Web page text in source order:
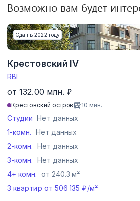
Возможно вам будет
Сдан в 2022 году
Крестовский IV
RBI
от 132.00 млн. ₽
Крестовский остров 10 мин.
Студии Нет данных
1-комн. Нет данных
2-комн. Нет данных
3-комн. Нет данных
4+ комн. от 240.3 м²
3 квартир от 506 135 ₽/м²